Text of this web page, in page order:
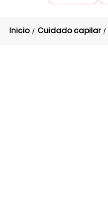
Inicio / Cuidado capilar /